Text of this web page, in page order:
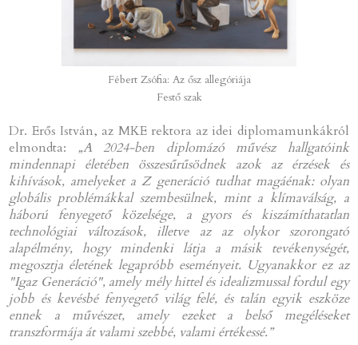
Fébert Zsófia: Az ősz allegóriája
Festő szak
Dr. Erős István, az MKE rektora az idei diplomamunkákról
elmondta: „A 2024-ben diplomázó művész hallgatóink
mindennapi életében összesűrűsödnek azok az érzések és
kihívások, amelyeket a Z generáció tudhat magáénak: olyan
globális problémákkal szembesülnek, mint a klímaválság, a
háború fenyegető közelsége, a gyors és kiszámíthatatlan
technológiai változások, illetve az az olykor szorongató
alapélmény, hogy mindenki látja a másik tevékenységét,
megosztja életének legapróbb eseményeit. Ugyanakkor ez az
"Igaz Generáció", amely mély hittel és idealizmussal fordul egy
jobb és kevésbé fenyegető világ felé, és talán egyik eszköze
ennek a művészet, amely ezeket a belső megéléseket
transzformája át valami szebbé, valami értékessé.”